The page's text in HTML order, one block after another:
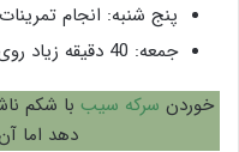
پنج شنبه: انجام
جمعه: 40 دقیقه زیاد روی
خوردن سرکه سیب با شکم
دهد اما